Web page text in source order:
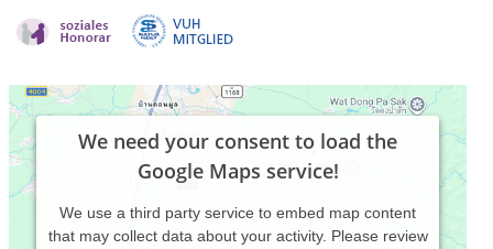
We need your consent to load the
Google Maps service!
We use a third party service to embed map content
that may collect data about your activity. Please review